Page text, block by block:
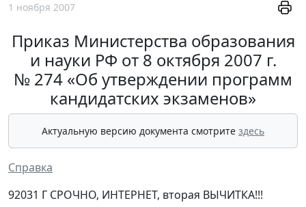
1 ноября 2007
Приказ Министерства образования
и науки РФ от 8 октября 2007 г.
№ 274 «Об утверждении программ
кандидатских экзаменов»
Актуальную версию документа смотрите здесь
Справка
92031 Г СРОЧНО, ИНТЕРНЕТ, вторая ВЫЧИТКА!!!